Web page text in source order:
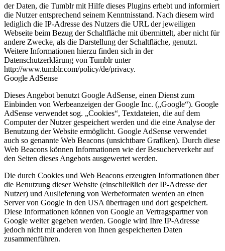
der Daten, die Tumblr mit Hilfe dieses Plugins erhebt und informiert
die Nutzer entsprechend seinem Kenntnisstand. Nach diesem wird
lediglich die IP-Adresse des Nutzers die URL der jeweiligen
Webseite beim Bezug der Schaltfläche mit übermittelt, aber nicht für
andere Zwecke, als die Darstellung der Schaltfläche, genutzt.
Weitere Informationen hierzu finden sich in der
Datenschutzerklärung von Tumblr unter
http://www.tumblr.com/policy/de/privacy.
Google AdSense
Dieses Angebot benutzt Google AdSense, einen Dienst zum
Einbinden von Werbeanzeigen der Google Inc. („Google“). Google
AdSense verwendet sog. „Cookies“, Textdateien, die auf dem
Computer der Nutzer gespeichert werden und die eine Analyse der
Benutzung der Website ermöglicht. Google AdSense verwendet
auch so genannte Web Beacons (unsichtbare Grafiken). Durch diese
Web Beacons können Informationen wie der Besucherverkehr auf
den Seiten dieses Angebots ausgewertet werden.
Die durch Cookies und Web Beacons erzeugten Informationen über
die Benutzung dieser Website (einschließlich der IP-Adresse der
Nutzer) und Auslieferung von Werbeformaten werden an einen
Server von Google in den USA übertragen und dort gespeichert.
Diese Informationen können von Google an Vertragspartner von
Google weiter gegeben werden. Google wird Ihre IP-Adresse
jedoch nicht mit anderen von Ihnen gespeicherten Daten
zusammenführen.